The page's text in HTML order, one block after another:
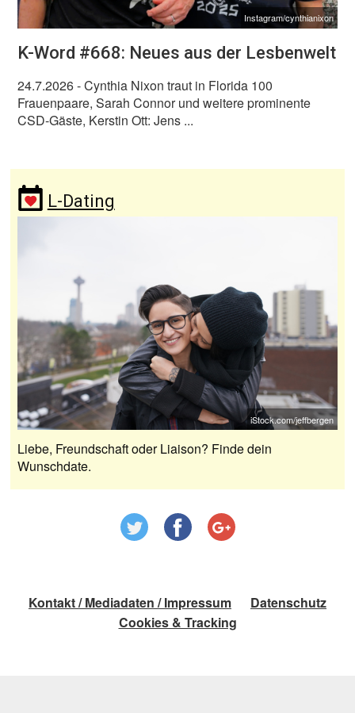
Instagram/cynthianixon
K-Word #668: Neues aus der Lesbenwelt
24.7.2026- Cynthia Nixon traut in Florida 100
Frauenpaare, Sarah Connor und weitere prominente
CSD-Gäste, Kerstin Ott: Jens ...
L-Dating
iStock.com/jeffbergen
Liebe, Freundschaft oder Liaison? Finde dein
Wunschdate.
Kontakt / Mediadaten / Impressum
Datenschutz
Cookies & Tracking